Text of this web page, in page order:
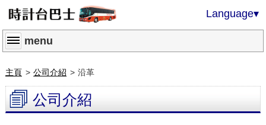
Language▾
menu
主頁 公司介紹 沿革
公司介紹